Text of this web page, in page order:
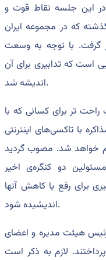
این جلسه نقاط قوت و
که در مجموعه ایران
گرفت. با توجه به وسعت
است که تدابیری برای آن
اندیشه شد.
تر برای کسانی که با
با تاکسی‌های اینترنتی
خواهد شد. مصوب گردید
دو کنگره‌ی اخیر
برای رفع یا کاهش آنها
اندیشیده شود.
هیئت مدیره و اعضای
لازم به ذکر است